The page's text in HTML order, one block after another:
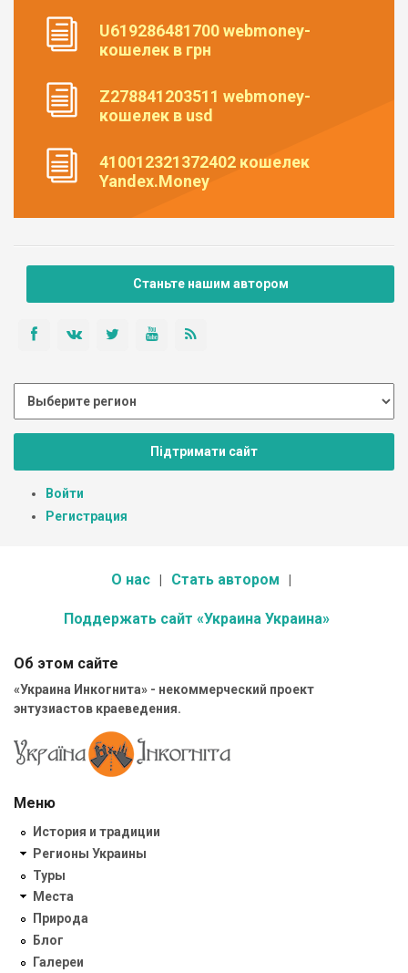
U619286481700 webmoney-
кошелек в грн
Z278841203511 webmoney-
кошелек в usd
410012321372402 кошелек
Yandex.Money
Станьте нашим автором
Підтримати сайт
Войти
Регистрация
О нас Стать автором
Поддержать сайт «Украина Украина»
Об этом сайте
«Украина Инкогнита» - некоммерческий проект
энтузиастов краеведения.
Меню
История и традиции
Регионы Украины
Туры
Места
Природа
Блог
Галереи